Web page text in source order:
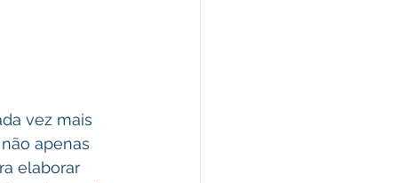
vez mais
apenas
elaborar